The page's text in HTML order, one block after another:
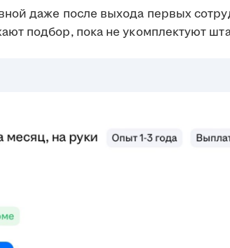
даже после выхода первых
подбор, пока не укомплектуют